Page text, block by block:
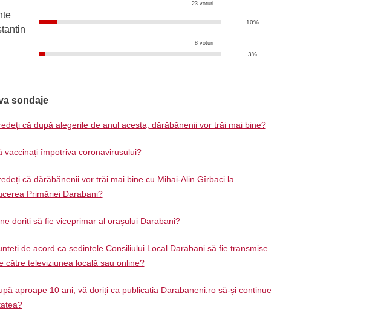
23 voturi
10%
8 voturi
3%
sondaje
că după alegerile de anul acesta, dărăbănenii vor trăi mai bine?
vaccinați împotriva coronavirusului?
că dărăbănenii vor trăi mai bine cu Mihai-Alin Gîrbaci la
Primăriei Darabani?
doriți să fie viceprimar al orașului Darabani?
de acord ca ședințele Consiliului Local Darabani să fie transmise
către televiziunea locală sau online?
aproape 10 ani, vă doriți ca publicația Darabaneni.ro să-și continue